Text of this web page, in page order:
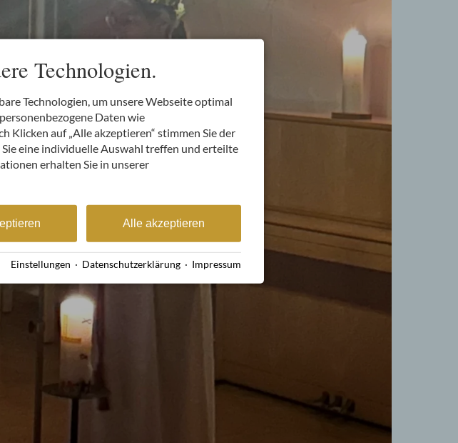
Technologien.
Technologien, um unsere Webseite optimal
Daten wie
auf „Alle akzeptieren“ stimmen Sie der
eine individuelle Auswahl treffen und erteilte
erhalten Sie in unserer
Alle akzeptieren
Einstellungen · Datenschutzerklärung · Impressum